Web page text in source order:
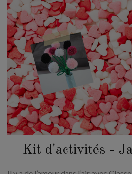
Kit d'activités -